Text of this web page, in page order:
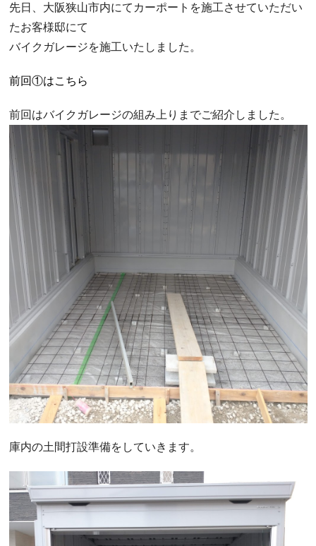
先日、大阪狭山市内にてカーポートを施工させていただい
たお客様邸にて
バイクガレージを施工いたしました。
前回①はこちら
前回はバイクガレージの組み上りまでご紹介しました。
庫内の土間打設準備をしていきます。